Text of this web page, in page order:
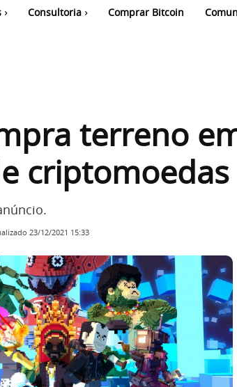
Consultoria Comprar Bitcoin
terreno
criptomoedas
23/12/2021 15:33